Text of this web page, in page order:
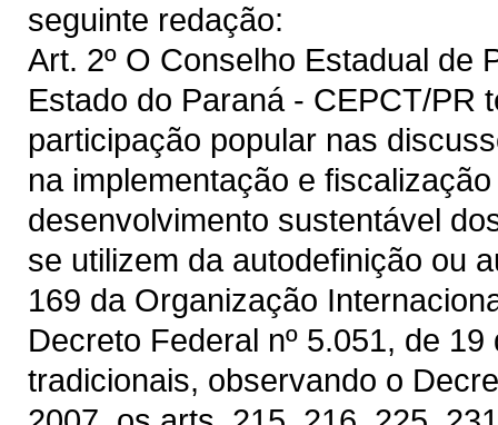
seguinte redação:
Art. 2º O Conselho Estadual de
Estado do Paraná - CEPCT/PR
participação popular nas
na implementação e
desenvolvimento sustentável
se utilizem da autodefinição ou
169 da Organização
Decreto Federal nº 5.051, de
tradicionais, observando o